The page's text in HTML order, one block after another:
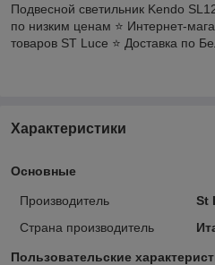
Подвесной светильник Kendo
по низким ценам ⭐️ Интернет-
товаров ST Luce ⭐️ Доставка по
Характеристики
Основные
Производитель
St
Страна производитель
Пользовательские